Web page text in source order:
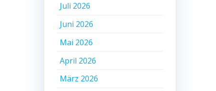
Juli 2026
Juni 2026
Mai 2026
April 2026
März 2026